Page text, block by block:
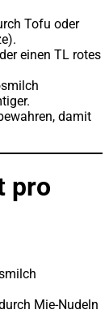
Tofu oder
einen TL rotes
damit
pro
Mie-Nudeln